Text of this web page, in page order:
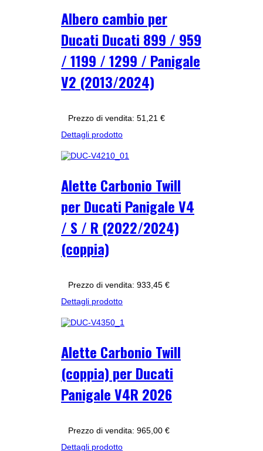
Albero cambio per
Ducati Ducati 899 / 959
/ 1199 / 1299 / Panigale
V2 (2013/2024)
Prezzo di vendita: 51,21 €
Dettagli prodotto
Alette Carbonio Twill
per Ducati Panigale V4
/ S / R (2022/2024)
(coppia)
Prezzo di vendita: 933,45 €
Dettagli prodotto
Alette Carbonio Twill
(coppia) per Ducati
Panigale V4R 2026
Prezzo di vendita: 965,00 €
Dettagli prodotto